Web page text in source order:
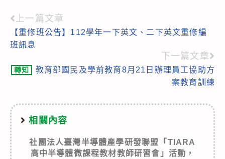
Read
more
上一篇文章
【重修班公告】112學年一下英文、二下英文重修編
班訊息
下一篇文章
轉知
教育部國民及學前教育8月21日辦理員工協助方
案教育訓練
相關內容
社團法人臺灣半導體產學研發聯盟「TIARA
高中半導體微課程教材教師研習會」活動，